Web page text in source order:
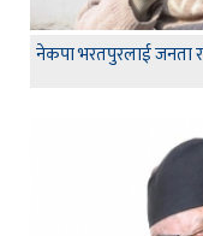
नेकपा भरतपुरलाई जनता